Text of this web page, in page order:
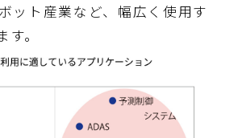
ット産業など、幅広く使用す
。